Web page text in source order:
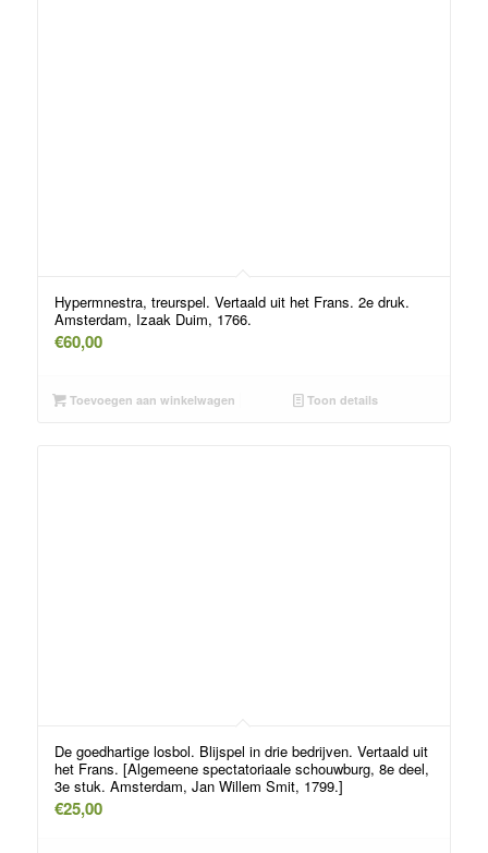
Hypermnestra, treurspel. Vertaald uit het Frans. 2e druk.
Amsterdam, Izaak Duim, 1766.
€60,00
Toevoegen aan winkelwagen Toon details
De goedhartige losbol. Blijspel in drie bedrijven. Vertaald uit
het Frans. [Algemeene spectatoriaale schouwburg, 8e deel,
3e stuk. Amsterdam, Jan Willem Smit, 1799.]
€25,00